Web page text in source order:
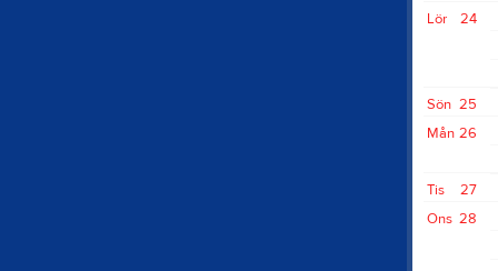
24
Lör
25
Sön
26
Mån
27
Tis
28
Ons